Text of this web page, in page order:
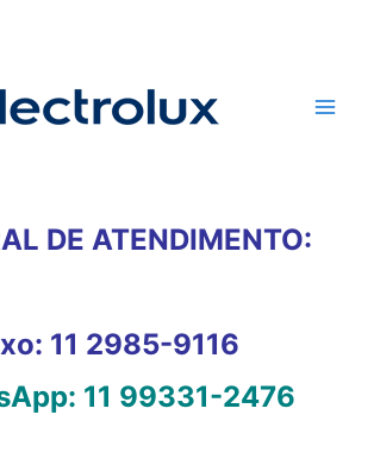
DE ATENDIMENTO:
11 2985-9116
11 99331-2476